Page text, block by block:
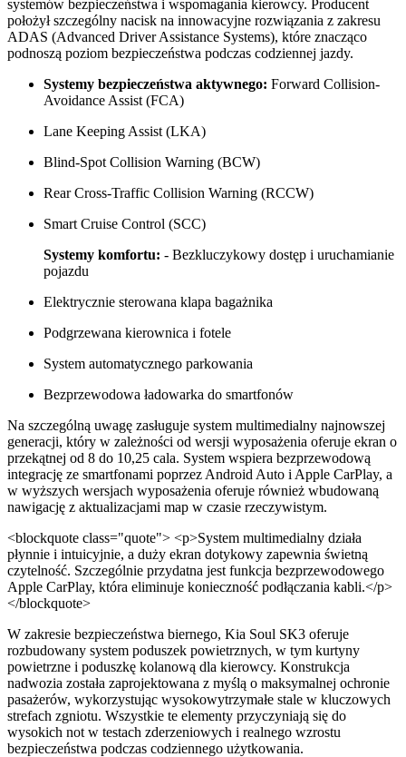
systemów bezpieczeństwa i wspomagania kierowcy. Producent
położył szczególny nacisk na innowacyjne rozwiązania z zakresu
ADAS (Advanced Driver Assistance Systems), które znacząco
podnoszą poziom bezpieczeństwa podczas codziennej jazdy.
Systemy bezpieczeństwa aktywnego: Forward Collision-
Avoidance Assist (FCA)
Lane Keeping Assist (LKA)
Blind-Spot Collision Warning (BCW)
Rear Cross-Traffic Collision Warning (RCCW)
Smart Cruise Control (SCC)
Systemy komfortu: - Bezkluczykowy dostęp i uruchamianie
pojazdu
Elektrycznie sterowana klapa bagażnika
Podgrzewana kierownica i fotele
System automatycznego parkowania
Bezprzewodowa ładowarka do smartfonów
Na szczególną uwagę zasługuje system multimedialny najnowszej
generacji, który w zależności od wersji wyposażenia oferuje ekran o
przekątnej od 8 do 10,25 cala. System wspiera bezprzewodową
integrację ze smartfonami poprzez Android Auto i Apple CarPlay, a
w wyższych wersjach wyposażenia oferuje również wbudowaną
nawigację z aktualizacjami map w czasie rzeczywistym.
<blockquote class="quote"> <p>System multimedialny działa
płynnie i intuicyjnie, a duży ekran dotykowy zapewnia świetną
czytelność. Szczególnie przydatna jest funkcja bezprzewodowego
Apple CarPlay, która eliminuje konieczność podłączania kabli.</p>
</blockquote>
W zakresie bezpieczeństwa biernego, Kia Soul SK3 oferuje
rozbudowany system poduszek powietrznych, w tym kurtyny
powietrzne i poduszkę kolanową dla kierowcy. Konstrukcja
nadwozia została zaprojektowana z myślą o maksymalnej ochronie
pasażerów, wykorzystując wysokowytrzymałe stale w kluczowych
strefach zgniotu. Wszystkie te elementy przyczyniają się do
wysokich not w testach zderzeniowych i realnego wzrostu
bezpieczeństwa podczas codziennego użytkowania.